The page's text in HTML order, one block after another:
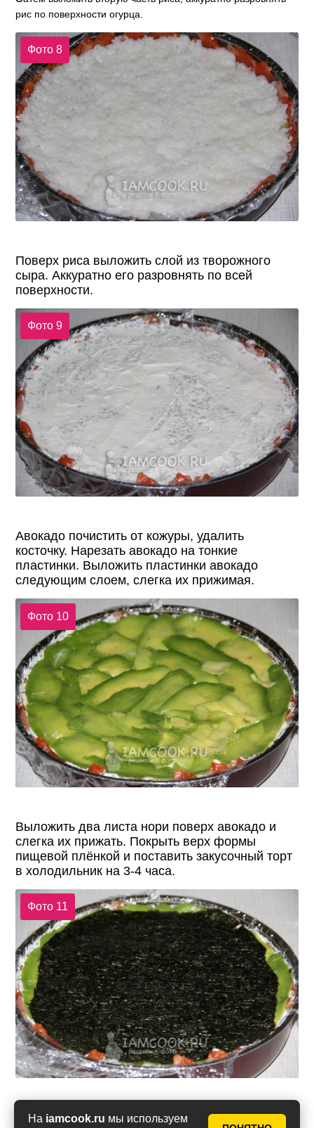
На iamcook.ru мы используем
рис по поверхности огурца.
Фото 8
Поверх риса выложить слой из творожного
сыра. Аккуратно его разровнять по всей
поверхности.
Фото 9
Авокадо почистить от кожуры, удалить
косточку. Нарезать авокадо на тонкие
пластинки. Выложить пластинки авокадо
следующим слоем, слегка их прижимая.
Фото 10
Выложить два листа нори поверх авокадо и
слегка их прижать. Покрыть верх формы
пищевой плёнкой и поставить закусочный торт
в холодильник на 3-4 часа.
Фото 11
Достать закусочный торт из холодильника,